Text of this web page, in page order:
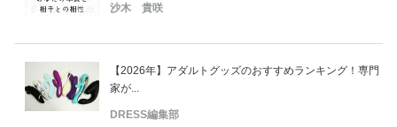
沙木 貴咲
【2026年】アダルトグッズのおすすめランキング！専門
家が...
DRESS編集部